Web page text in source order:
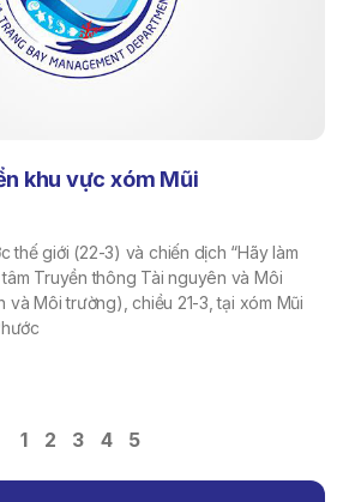
khu vực xóm Mũi
thế giới (22-3) và chiến dịch “Hãy làm
Truyền thông Tài nguyên và Môi
và Môi trường), chiều 21-3, tại xóm Mũi
1 2 3 4 5